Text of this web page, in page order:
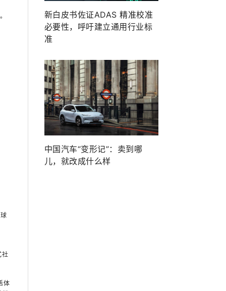
社
体
新白皮书佐证ADAS 精准校准
必要性，呼吁建立通用行业标
准
中国汽车“变形记”：卖到哪
儿，就改成什么样